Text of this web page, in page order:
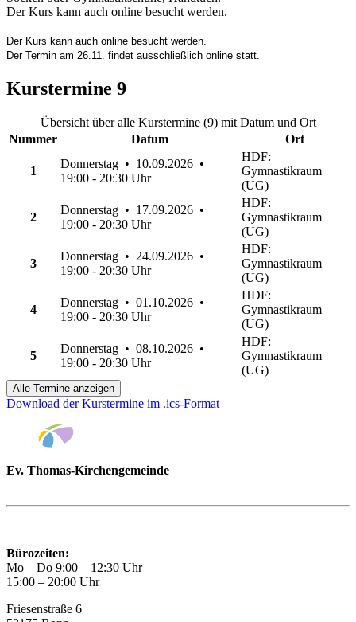
Der Kurs kann auch online besucht werden.
Der Kurs kann auch online besucht werden.
Der Termin am 26.11. findet ausschließlich online statt.
Kurstermine 9
Übersicht über alle Kurstermine (9) mit Datum und Ort
Nummer
Datum Ort
1
Donnerstag • 10.09.2026 •
19:00 - 20:30 Uhr
HDF:
Gymnastikraum
(UG)
2
Donnerstag • 17.09.2026 •
19:00 - 20:30 Uhr
HDF:
Gymnastikraum
(UG)
3
Donnerstag • 24.09.2026 •
19:00 - 20:30 Uhr
HDF:
Gymnastikraum
(UG)
4
Donnerstag • 01.10.2026 •
19:00 - 20:30 Uhr
HDF:
Gymnastikraum
(UG)
5
Donnerstag • 08.10.2026 •
19:00 - 20:30 Uhr
HDF:
Gymnastikraum
(UG)
Alle Termine anzeigen
Download der Kurstermine im .ics-Format
Ev. Thomas-Kirchengemeinde
Bürozeiten:
Mo – Do 9:00 – 12:30 Uhr
15:00 – 20:00 Uhr
Friesenstraße 6